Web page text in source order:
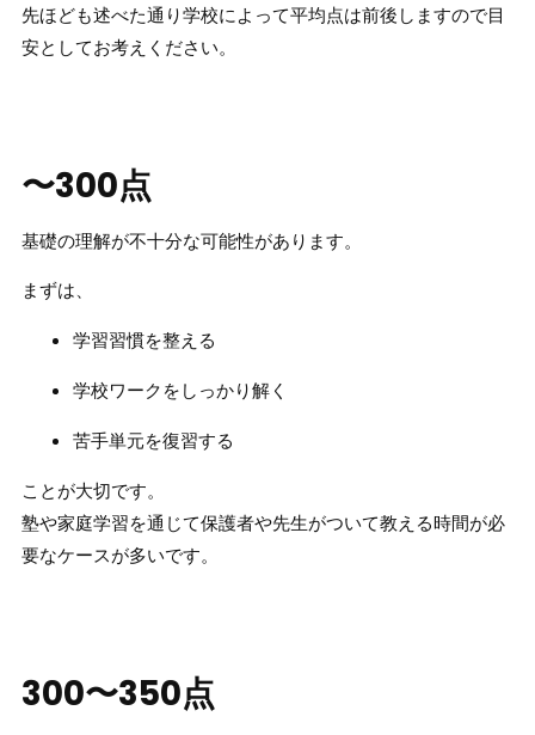
先ほども述べた通り学校によって平均点は前後しますので目
安としてお考えください。
〜300点
基礎の理解が不十分な可能性があります。
まずは、
学習習慣を整える
学校ワークをしっかり解く
苦手単元を復習する
ことが大切です。
塾や家庭学習を通じて保護者や先生がついて教える時間が必
要なケースが多いです。
300〜350点